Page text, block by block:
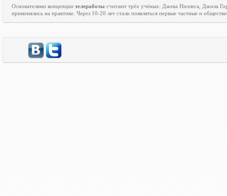
Основателями концепции телеработы считают трёх учёных: Джека Ниллеса, Джила
применялись на практике. Через 10-20 лет стали появляться первые частные и